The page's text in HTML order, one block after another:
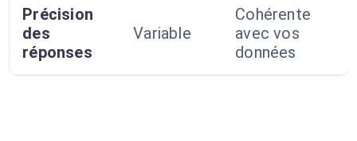
Précision
des
réponses
Variable
Cohérente
avec vos
données